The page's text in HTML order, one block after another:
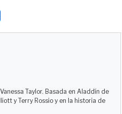
i
r
Taylor. Basada en Aladdín de
y Terry Rossio y en la historia de